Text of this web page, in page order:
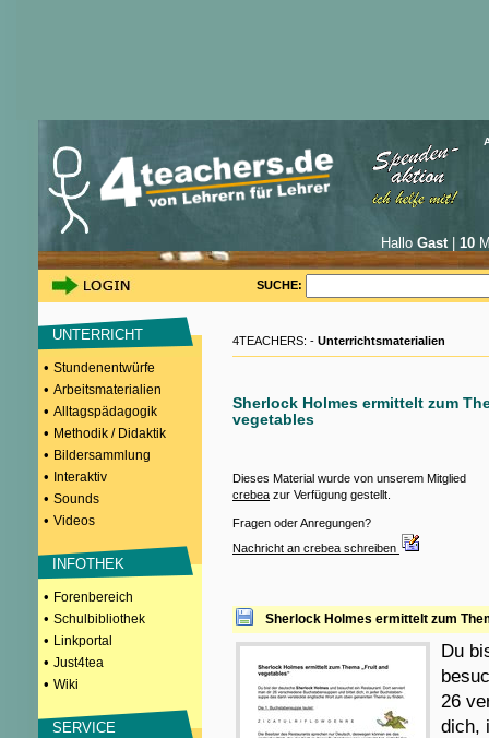
Hallo Gast| 10
SUCHE:
UNTERRICHT
• Stundenentwürfe
• Arbeitsmaterialien
• Alltagspädagogik
• Methodik / Didaktik
• Bildersammlung
• Interaktiv
• Sounds
• Videos
INFOTHEK
• Forenbereich
• Schulbibliothek
• Linkportal
• Just4tea
• Wiki
SERVICE
4TEACHERS: - Unterrichtsmaterialien
Sherlock Holmes ermittelt zum
vegetables
Dieses Material wurde von unserem Mitglied
crebea zur Verfügung gestellt.
Fragen oder Anregungen?
Nachricht an crebea schreiben
Sherlock Holmes ermittelt zum
Du
26
dich,